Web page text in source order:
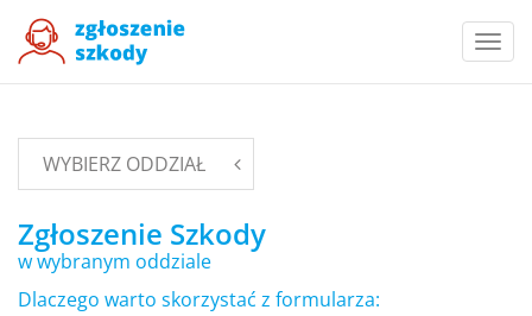
WYBIERZ ODDZIAŁ
Zgłoszenie Szkody
w wybranym oddziale
Dlaczego warto skorzystać z formularza: